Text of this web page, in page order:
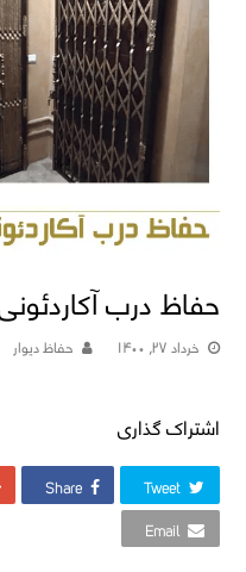
حفاظ درب
خرداد ۲۷, ۱۴۰۰ حفاظ دیوار
اشتراک گذاری
Tweet
Share
Email